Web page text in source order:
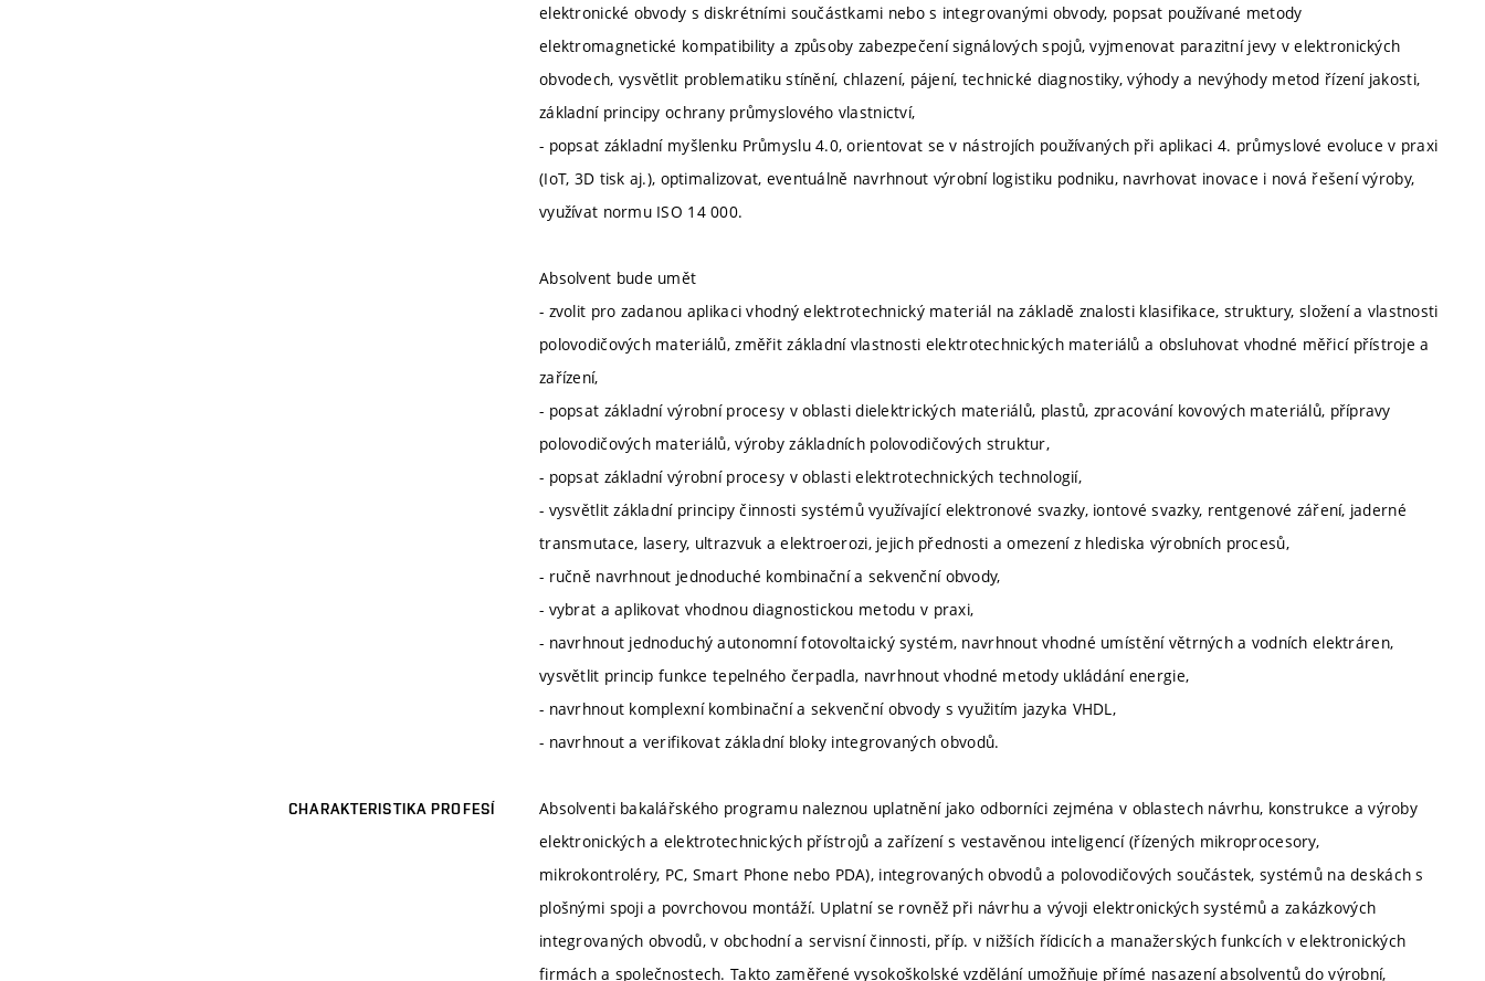
elektronické obvody s diskrétními součástkami nebo s integrovanými obvody, popsat používané metody
elektromagnetické kompatibility a způsoby zabezpečení signálových spojů, vyjmenovat parazitní jevy v elektronických
obvodech, vysvětlit problematiku stínění, chlazení, pájení, technické diagnostiky, výhody a nevýhody metod řízení jakosti,
základní principy ochrany průmyslového vlastnictví,
- popsat základní myšlenku Průmyslu 4.0, orientovat se v nástrojích používaných při aplikaci 4. průmyslové evoluce v praxi
(IoT, 3D tisk aj.), optimalizovat, eventuálně navrhnout výrobní logistiku podniku, navrhovat inovace i nová řešení výroby,
využívat normu ISO 14 000.
Absolvent bude umět
- zvolit pro zadanou aplikaci vhodný elektrotechnický materiál na základě znalosti klasifikace, struktury, složení a vlastnosti
polovodičových materiálů, změřit základní vlastnosti elektrotechnických materiálů a obsluhovat vhodné měřicí přístroje a
zařízení,
- popsat základní výrobní procesy v oblasti dielektrických materiálů, plastů, zpracování kovových materiálů, přípravy
polovodičových materiálů, výroby základních polovodičových struktur,
- popsat základní výrobní procesy v oblasti elektrotechnických technologií,
- vysvětlit základní principy činnosti systémů využívající elektronové svazky, iontové svazky, rentgenové záření, jaderné
transmutace, lasery, ultrazvuk a elektroerozi, jejich přednosti a omezení z hlediska výrobních procesů,
- ručně navrhnout jednoduché kombinační a sekvenční obvody,
- vybrat a aplikovat vhodnou diagnostickou metodu v praxi,
- navrhnout jednoduchý autonomní fotovoltaický systém, navrhnout vhodné umístění větrných a vodních elektráren,
vysvětlit princip funkce tepelného čerpadla, navrhnout vhodné metody ukládání energie,
- navrhnout komplexní kombinační a sekvenční obvody s využitím jazyka VHDL,
- navrhnout a verifikovat základní bloky integrovaných obvodů.
CHARAKTERISTIKA PROFESÍ
Absolventi bakalářského programu naleznou uplatnění jako odborníci zejména v oblastech návrhu, konstrukce a výroby
elektronických a elektrotechnických přístrojů a zařízení s vestavěnou inteligencí (řízených mikroprocesory,
mikrokontroléry, PC, Smart Phone nebo PDA), integrovaných obvodů a polovodičových součástek, systémů na deskách s
plošnými spoji a povrchovou montáží. Uplatní se rovněž při návrhu a vývoji elektronických systémů a zakázkových
integrovaných obvodů, v obchodní a servisní činnosti, příp. v nižších řídicích a manažerských funkcích v elektronických
firmách a společnostech. Takto zaměřené vysokoškolské vzdělání umožňuje přímé nasazení absolventů do výrobní,